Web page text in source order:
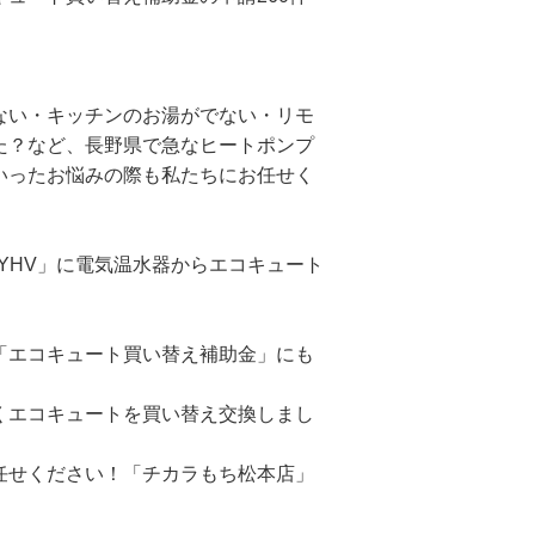
・キッチンのお湯がでない・リモ
など、長野県で急なヒートポンプ
たお悩みの際も私たちにお任せく
」に電気温水器からエコキュート
コキュート買い替え補助金」にも
コキュートを買い替え交換しまし
ください！「チカラもち松本店」